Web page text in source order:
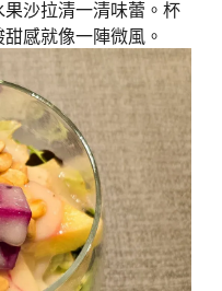
沙拉清一清味蕾。杯
感就像一陣微風。